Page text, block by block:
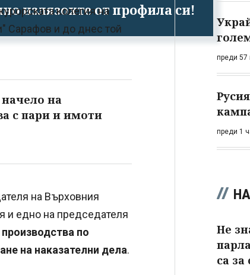
излязохте от профила си!
колегия на
Сарафов и до днес той
на
с пари и имоти
на Върховния
и едно на председателя
по
на наказателни дела.
преди 57
преди 1
Не
са